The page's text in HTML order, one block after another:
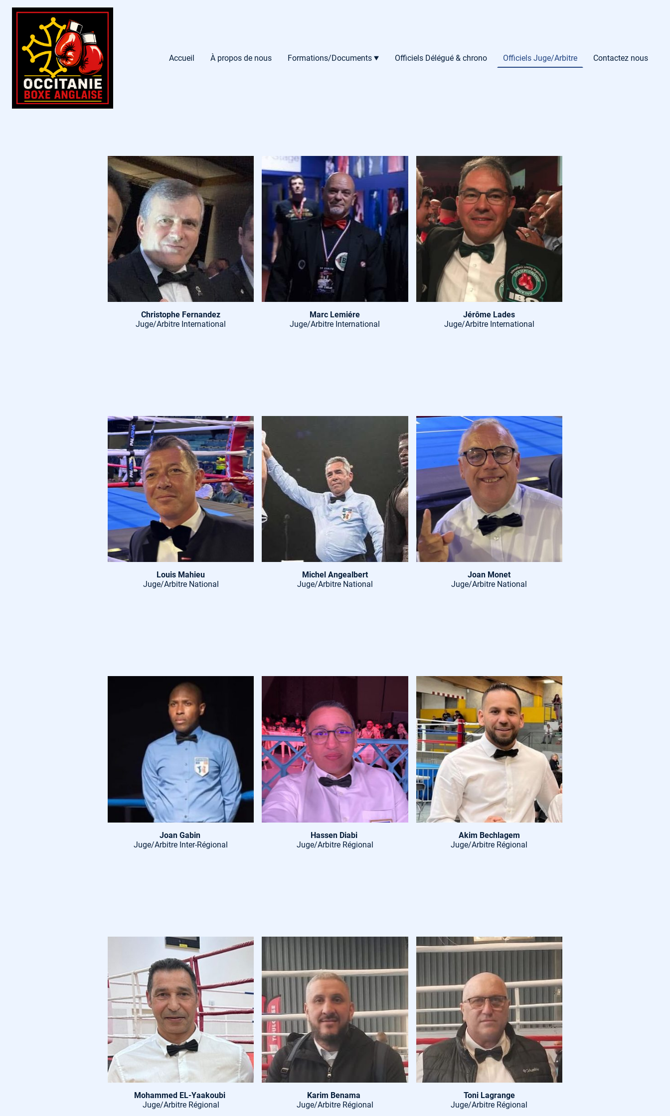
Accueil À propos de nous Formations/Documents Officiels Délégué & chrono Officiels Juge/Arbitre Contactez nous
Christophe Fernandez
Juge/Arbitre International
Marc Lemiére
Juge/Arbitre International
Jérôme Lades
Juge/Arbitre International
Louis Mahieu
Juge/Arbitre National
Michel Angealbert
Juge/Arbitre National
Joan Monet
Juge/Arbitre National
Joan Gabin
Juge/Arbitre Inter-Régional
Hassen Diabi
Juge/Arbitre Régional
Akim Bechlagem
Juge/Arbitre Régional
Mohammed EL-Yaakoubi
Juge/Arbitre Régional
Karim Benama
Juge/Arbitre Régional
Toni Lagrange
Juge/Arbitre Régional